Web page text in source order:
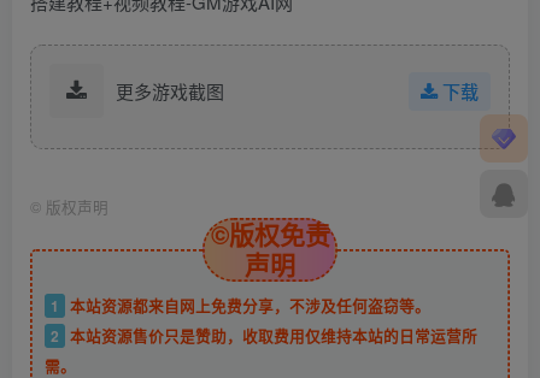
更多游戏截图 下载
© 版权声明
©版权免责
声明
1
本站资源都来自网上免费分享，不涉及任何盗窃等。
2 本站资源售价只是赞助，收取费用仅维持本站的日常运营所
需。